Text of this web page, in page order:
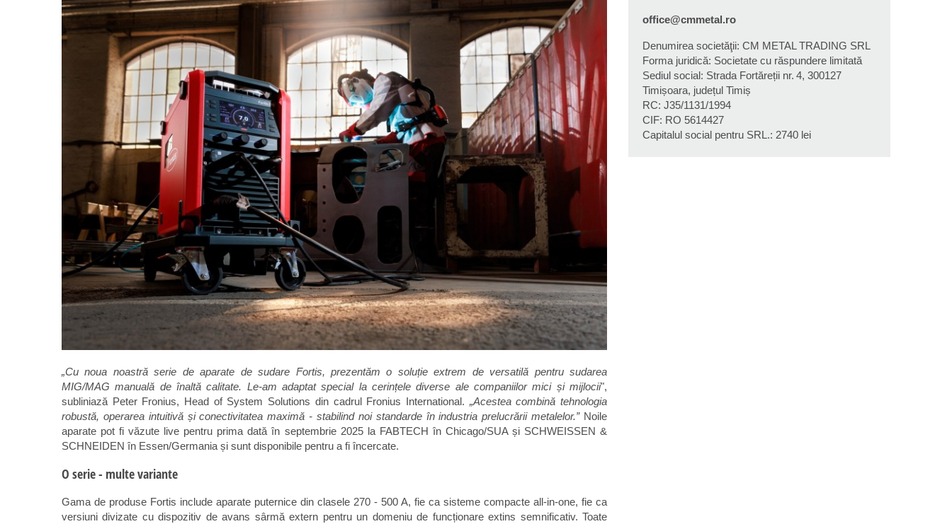
„Cu noua noastră serie de aparate de sudare Fortis, prezentăm o soluție extrem de versatilă pentru sudarea
MIG/MAG manuală de înaltă calitate. Le-am adaptat special la cerințele diverse ale companiilor mici și mijlocii",
subliniază Peter Fronius, Head of System Solutions din cadrul Fronius International. „Acestea combină tehnologia
robustă, operarea intuitivă și conectivitatea maximă - stabilind noi standarde în industria prelucrării metalelor.” Noile
aparate pot fi văzute live pentru prima dată în septembrie 2025 la FABTECH în Chicago/SUA și SCHWEISSEN &
SCHNEIDEN în Essen/Germania și sunt disponibile pentru a fi încercate.
O serie - multe variante
Gama de produse Fortis include aparate puternice din clasele 270 - 500 A, fie ca sisteme compacte all-in-one, fie ca
versiuni divizate cu dispozitiv de avans sârmă extern pentru un domeniu de funcționare extins semnificativ. Toate
office@cmmetal.ro
Denumirea societăţii: CM METAL TRADING SRL
Forma juridică: Societate cu răspundere limitată
Sediul social: Strada Fortăreții nr. 4, 300127
Timișoara, județul Timiș
RC: J35/1131/1994
CIF: RO 5614427
Capitalul social pentru SRL.: 2740 lei